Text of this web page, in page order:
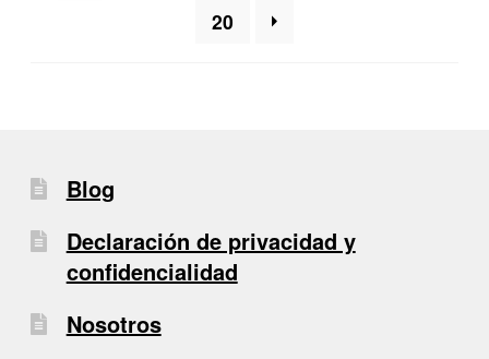
20
Blog
Declaración de privacidad y
confidencialidad
Nosotros